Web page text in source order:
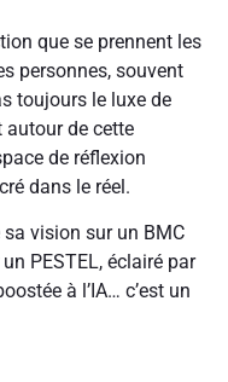
que se prennent les
personnes, souvent
toujours le luxe de
autour de cette
de réflexion
dans le réel.
vision sur un BMC
PESTEL, éclairé par
à l’IA… c’est un